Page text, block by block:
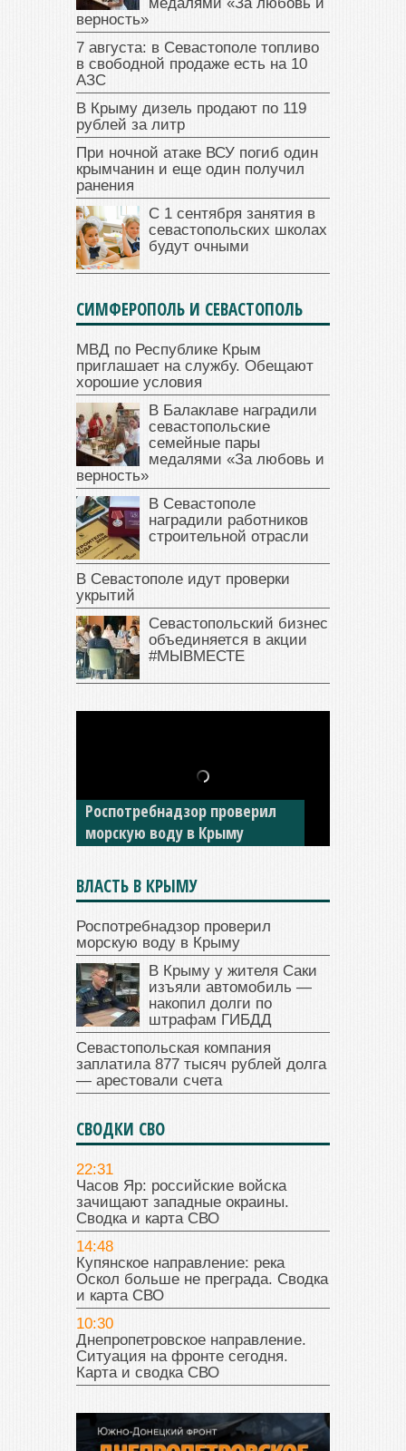
верность»
7 августа: в Севастополе топливо
в свободной продаже есть на 10
АЗС
В Крыму дизель продают по 119
рублей за литр
При ночной атаке ВСУ погиб один
крымчанин и еще один получил
ранения
С 1 сентября занятия в
севастопольских школах
будут очными
СИМФЕРОПОЛЬ И СЕВАСТОПОЛЬ
МВД по Республике Крым
приглашает на службу. Обещают
хорошие условия
В Балаклаве наградили
севастопольские
семейные пары
медалями «За любовь и
верность»
В Севастополе
наградили работников
строительной отрасли
В Севастополе идут проверки
укрытий
Севастопольский бизнес
объединяется в акции
#МЫВМЕСТЕ
В Крыму у жителя Саки
изъяли автомобиль —
накопил долги по штрафам
ГИБДД
ВЛАСТЬ В КРЫМУ
Роспотребнадзор проверил
морскую воду в Крыму
В Крыму у жителя Саки
изъяли автомобиль —
накопил долги по
штрафам ГИБДД
Севастопольская компания
заплатила 877 тысяч рублей долга
— арестовали счета
СВОДКИ СВО
22:31
Часов Яр: российские войска
зачищают западные окраины.
Сводка и карта СВО
14:48
Купянское направление: река
Оскол больше не преграда. Сводка
и карта СВО
10:30
Днепропетровское направление.
Ситуация на фронте сегодня.
Карта и сводка СВО